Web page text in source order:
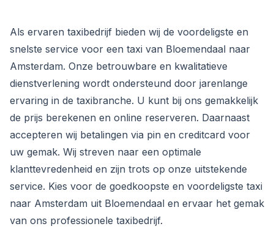
Als ervaren taxibedrijf bieden wij de voordeligste en
snelste service voor een taxi van Bloemendaal naar
Amsterdam. Onze betrouwbare en kwalitatieve
dienstverlening wordt ondersteund door jarenlange
ervaring in de taxibranche. U kunt bij ons gemakkelijk
de prijs berekenen en online reserveren. Daarnaast
accepteren wij betalingen via pin en creditcard voor
uw gemak. Wij streven naar een optimale
klanttevredenheid en zijn trots op onze uitstekende
service. Kies voor de goedkoopste en voordeligste taxi
naar Amsterdam uit Bloemendaal en ervaar het gemak
van ons professionele taxibedrijf.